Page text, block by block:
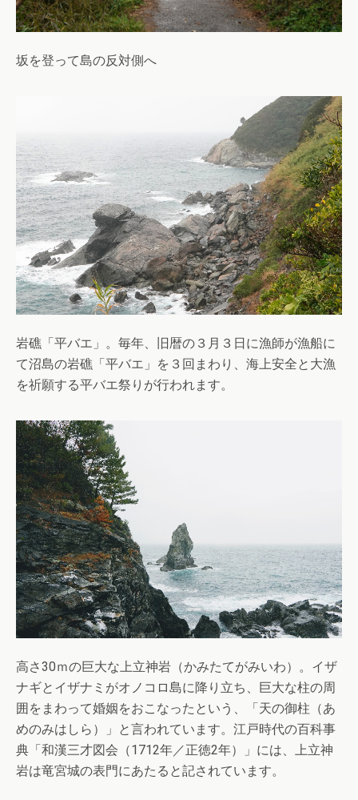
坂を登って島の反対側へ
岩礁「平バエ」。毎年、旧暦の３月３日に漁師が漁船に
て沼島の岩礁「平バエ」を３回まわり、海上安全と大漁
を祈願する平バエ祭りが行われます。
高さ30ｍの巨大な上立神岩（かみたてがみいわ）。イザ
ナギとイザナミがオノコロ島に降り立ち、巨大な柱の周
囲をまわって婚姻をおこなったという、「天の御柱（あ
めのみはしら）」と言われています。江戸時代の百科事
典「和漢三才図会（1712年／正徳2年）」には、上立神
岩は竜宮城の表門にあたると記されています。